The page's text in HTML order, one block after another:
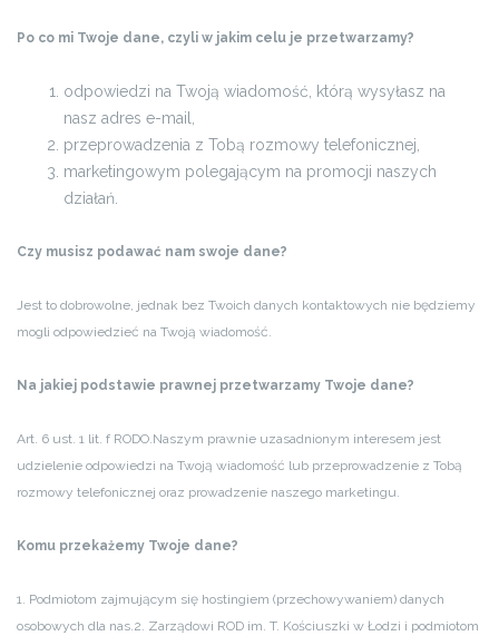
Po co mi Twoje dane, czyli w jakim celu je przetwarzamy?
odpowiedzi na Twoją wiadomość, którą wysyłasz na
nasz adres e-mail,
przeprowadzenia z Tobą rozmowy telefonicznej,
marketingowym polegającym na promocji naszych
działań.
Czy musisz podawać nam swoje dane?
Jest to dobrowolne, jednak bez Twoich danych kontaktowych nie będziemy
mogli odpowiedzieć na Twoją wiadomość.
Na jakiej podstawie prawnej przetwarzamy Twoje dane?
Art. 6 ust. 1 lit. f RODO.Naszym prawnie uzasadnionym interesem jest
udzielenie odpowiedzi na Twoją wiadomość lub przeprowadzenie z Tobą
rozmowy telefonicznej oraz prowadzenie naszego marketingu.
Komu przekażemy Twoje dane?
1. Podmiotom zajmującym się hostingiem (przechowywaniem) danych
osobowych dla nas.2. Zarządowi ROD im. T. Kościuszki w Łodzi i podmiotom